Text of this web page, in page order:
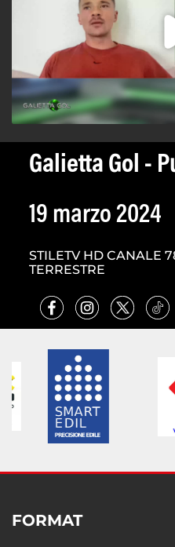
Galietta Gol -
19 marzo 2024
STILETV HD CANALE
TERRESTRE
FORMAT